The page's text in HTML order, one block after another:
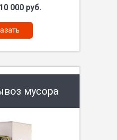
000 руб.
мусора